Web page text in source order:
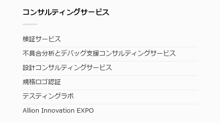
コンサルティングサービス
検証サービス
不具合分析とデバッグ支援コンサルティングサービス
設計コンサルティングサービス
規格ロゴ認証
テスティングラボ
Allion Innovation EXPO